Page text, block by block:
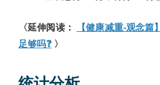
〈延伸阅读：
【健康减重-观念
足够吗❓ 〉